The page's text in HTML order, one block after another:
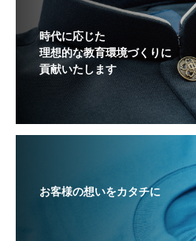
時代に応じた
理想的な教育環境づくりに
貢献いたします
お客様の想いをカタチに